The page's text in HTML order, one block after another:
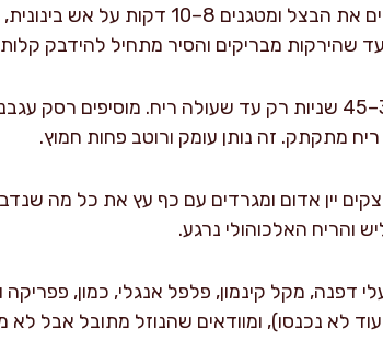
לאותו סיר מוסיפים את הבצל
מתקתק. זה נותן עומק ורוטב פחות חמוץ.
דפנה, מקל קינמון, פלפל אנגלי, כמון, פפריקה
עוד לא נכנסו), ומוודאים שהנוזל מתובל אבל לא